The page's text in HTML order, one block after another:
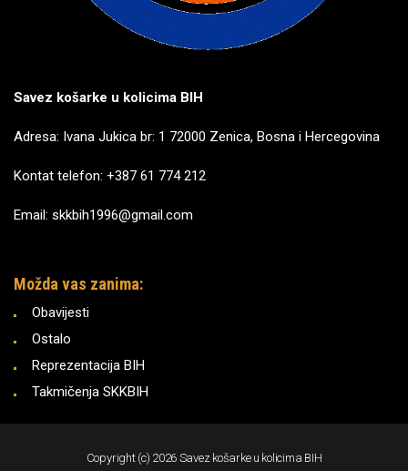
Savez košarke u kolicima BIH
Adresa: Ivana Jukica br: 1 72000 Zenica, Bosna i Hercegovina
Kontat telefon: +387 61 774 212
Email: skkbih1996@gmail.com
Možda vas zanima:
Obavijesti
Ostalo
Reprezentacija BIH
Takmičenja SKKBIH
Copyright (c) 2026 Savez košarke u kolicima BIH